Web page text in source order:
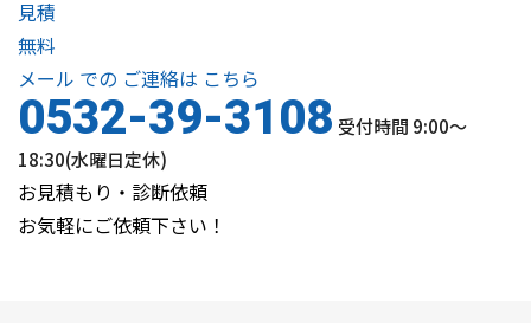
見積
無料
メール での ご連絡は こちら
0532-39-3108 受付時間 9:00〜
18:30(水曜日定休)
お見積もり・診断依頼
お気軽にご依頼下さい！